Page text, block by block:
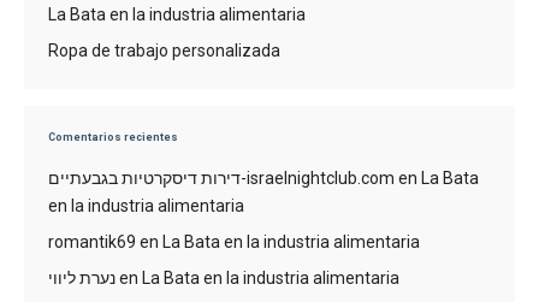
La Bata en la industria alimentaria
Ropa de trabajo personalizada
Comentarios recientes
דירות דיסקרטיות בגבעתיים-israelnightclub.com en La Bata
en la industria alimentaria
romantik69 en La Bata en la industria alimentaria
נערת ליוויen La Bata en la industria alimentaria